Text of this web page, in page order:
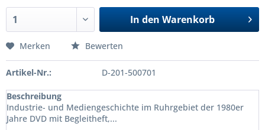
In den Warenkorb
Merken Bewerten
Artikel-Nr.: D-201-500701
Beschreibung
Industrie- und Mediengeschichte im Ruhrgebiet der 1980er
Jahre DVD mit Begleitheft,...